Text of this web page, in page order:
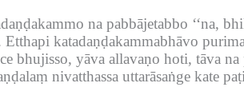
na pabbājetabbo ‘‘na,
Etthapi katadaṇḍakammabhāvo
bhujisso, yāva allavaṇo hoti, tāva na
nivatthassa uttarāsaṅge kate